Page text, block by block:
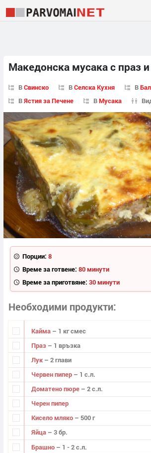
Македонска мусака с праз
ВСвинско ВСелска Кухня В
ВЯстия за Печене ВМусака
Порции: 8
Време за готвене: 80 минути
Време за приготвяне: 30 минути
Необходими продукти
Кайма – 1 кг смес
Праз – 1 връзка
Лук – 2 глави
Червен пипер – 1 с.л.
Доматено пюре – 2 с.л.
Черен пипер
Кисело мляко – 500 г
Яйца – 3 бр.
Брашно – 1 - 2 с.л.